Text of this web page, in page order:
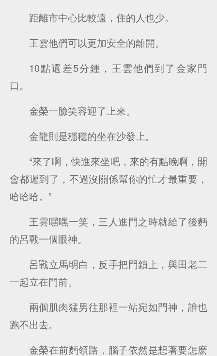
距離市中心比較遠，住的人也少。
王雲他們可以更加安全的離開。
10點還差5分鍾，王雲他們到了金家門
口。
金榮一臉笑容迎了上來。
金龍則是穩穩的坐在沙發上。
“來了啊，快進來坐吧，來的有點晚啊，開
會都遲到了，不過沒關係幫你的忙才最重要，
哈哈哈。”
王雲嘿嘿一笑，三人進門之時就給了後麪
的呂戰一個眼神。
呂戰立馬明白，反手把門鎖上，與田老二
一起立在門前。
兩個肌肉猛男往那裡一站宛如門神，誰也
跑不出去。
金榮在前麪領路，腦子依然是想著要怎麽